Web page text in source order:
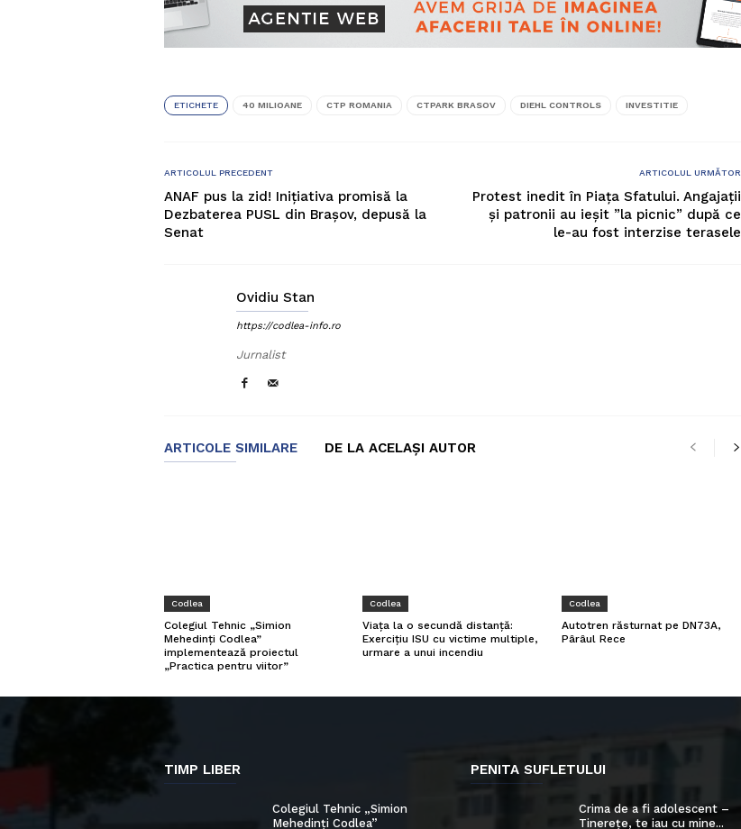
ETICHETE 40 MILIOANE CTP ROMANIA CTPARK BRASOV DIEHL CONTROLS INVESTITIE
ARTICOLUL PRECEDENT
ANAF pus la zid! Inițiativa promisă la
Dezbaterea PUSL din Brașov, depusă la
Senat
ARTICOLUL URMĂTOR
Protest inedit în Piața Sfatului. Angajații
și patronii au ieșit ”la picnic” după ce
le-au fost interzise terasele
Ovidiu Stan
https://codlea-info.ro
Jurnalist
ARTICOLE SIMILARE DE LA ACELAȘI AUTOR
Codlea
Colegiul Tehnic „Simion
Mehedinți Codlea”
implementează proiectul
„Practica pentru viitor”
Codlea
Viața la o secundă distanță:
Exercițiu ISU cu victime multiple,
urmare a unui incendiu
Codlea
Autotren răsturnat pe DN73A,
Pârâul Rece
TIMP LIBER
Colegiul Tehnic „Simion
Mehedinți Codlea”
PENITA SUFLETULUI
Crima de a fi adolescent –
Tinerețe, te iau cu mine...